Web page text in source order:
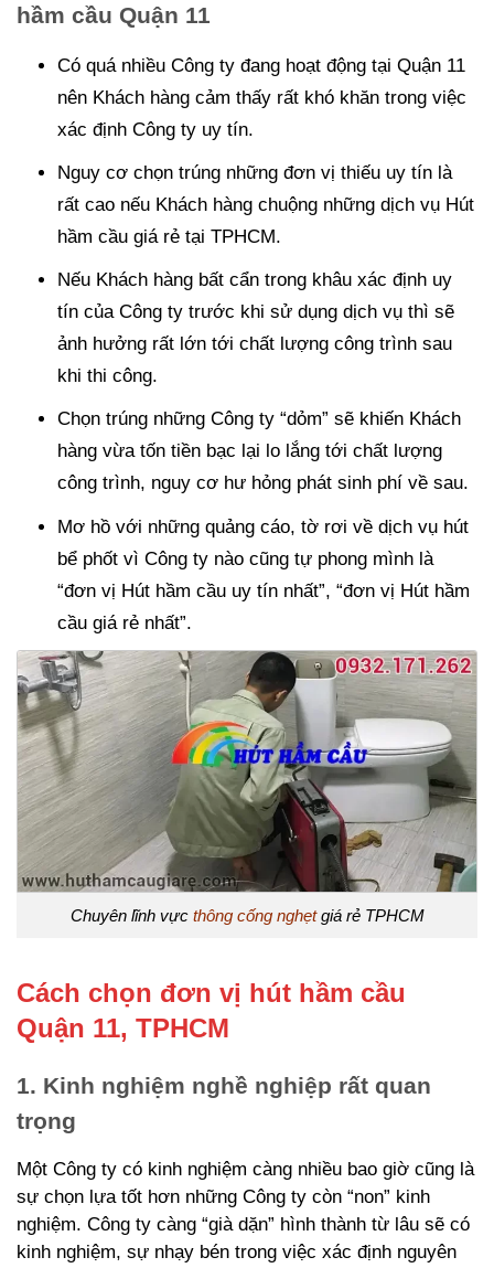
hầm cầu Quận 11
Có quá nhiều Công ty đang hoạt động tại Quận 11
nên Khách hàng cảm thấy rất khó khăn trong việc
xác định Công ty uy tín.
Nguy cơ chọn trúng những đơn vị thiếu uy tín là
rất cao nếu Khách hàng chuộng những dịch vụ Hút
hầm cầu giá rẻ tại TPHCM.
Nếu Khách hàng bất cẩn trong khâu xác định uy
tín của Công ty trước khi sử dụng dịch vụ thì sẽ
ảnh hưởng rất lớn tới chất lượng công trình sau
khi thi công.
Chọn trúng những Công ty “dỏm” sẽ khiến Khách
hàng vừa tốn tiền bạc lại lo lắng tới chất lượng
công trình, nguy cơ hư hỏng phát sinh phí về sau.
Mơ hồ với những quảng cáo, tờ rơi về dịch vụ hút
bể phốt vì Công ty nào cũng tự phong mình là
“đơn vị Hút hầm cầu uy tín nhất”, “đơn vị Hút hầm
cầu giá rẻ nhất”.
Chuyên lĩnh vực thông cống nghẹtgiá rẻ TPHCM
Cách chọn đơn vị hút hầm cầu
Quận 11, TPHCM
1. Kinh nghiệm nghề nghiệp rất quan
trọng
Một Công ty có kinh nghiệm càng nhiều bao giờ cũng là
sự chọn lựa tốt hơn những Công ty còn “non” kinh
nghiệm. Công ty càng “già dặn” hình thành từ lâu sẽ có
kinh nghiệm, sự nhạy bén trong việc xác định nguyên